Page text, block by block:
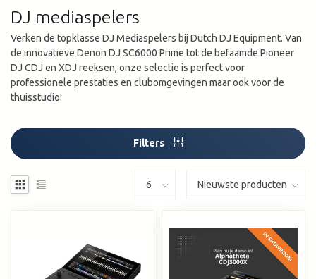
DJ mediaspelers
Verken de topklasse DJ Mediaspelers bij Dutch DJ Equipment. Van
de innovatieve Denon DJ SC6000 Prime tot de befaamde Pioneer
DJ CDJ en XDJ reeksen, onze selectie is perfect voor
professionele prestaties en clubomgevingen maar ook voor de
thuisstudio!
Filters